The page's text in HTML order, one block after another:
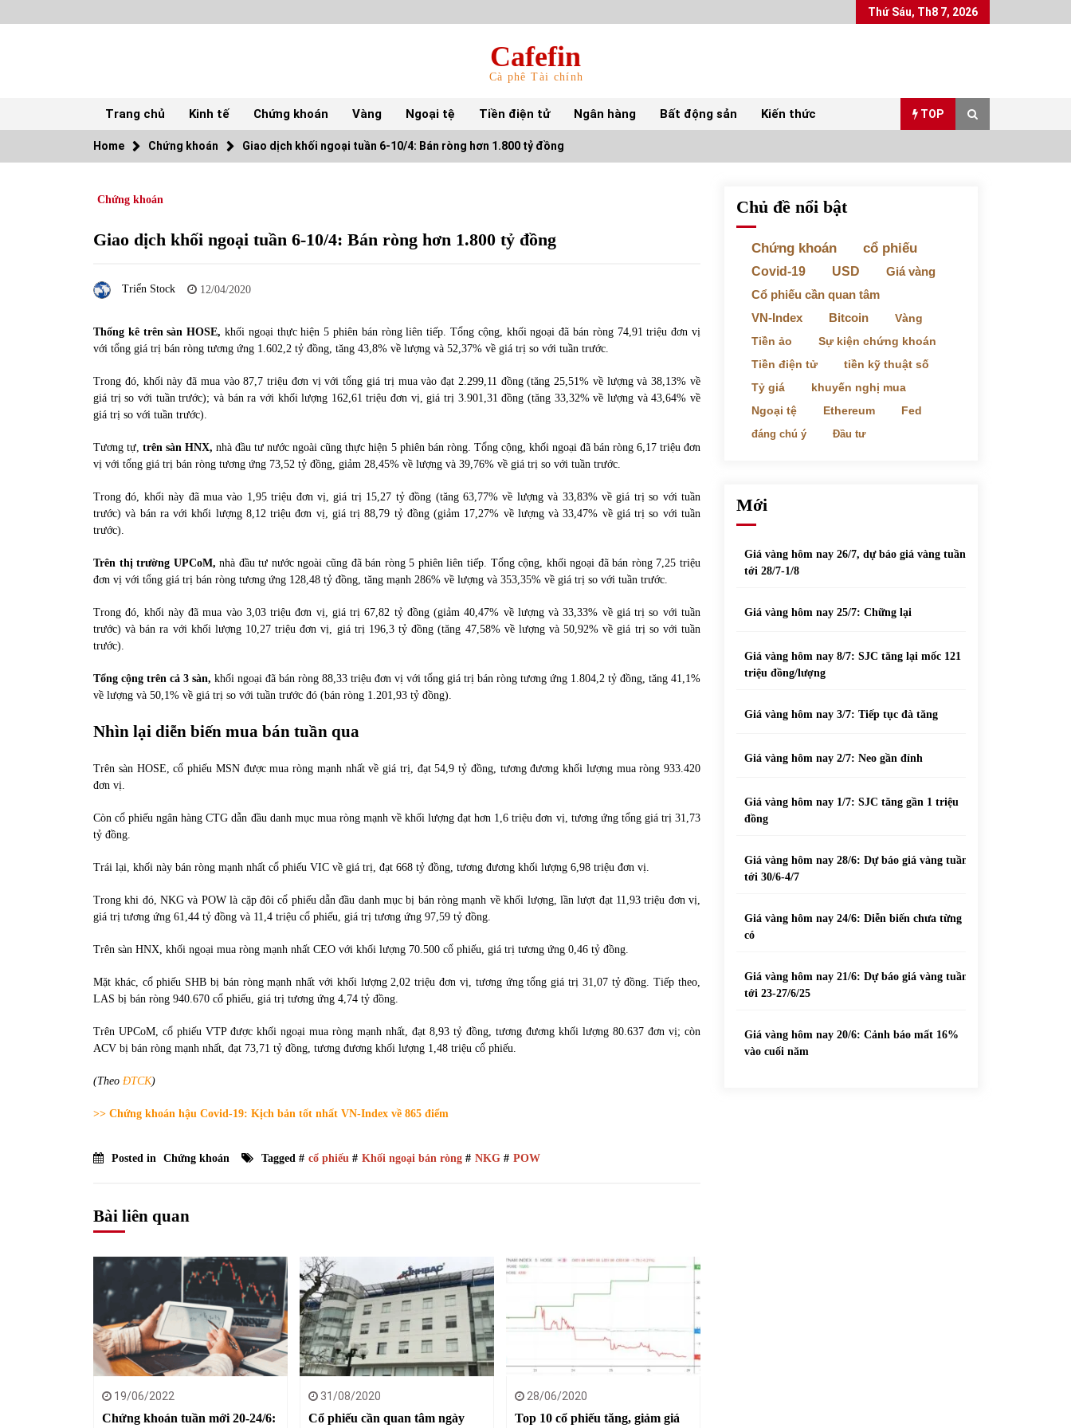
to
Thứ Sáu, Th8 7, 2026
Cafefin
Cà phê Tài chính
Trang chủ Kinh tế Chứng khoán Vàng Ngoại tệ Tiền điện tử Ngân hàng Bất động sản Kiến thức TOP
TOP
05/07/2022 15/06/2022
Top 10 mặt hàng Việt Nam xuất khẩu nhiều
nhất tháng 5/2022
28,7 tỷ đồng
Bất ổn từ các cuộc đấu giá đất ở Thanh Hoá
31/05/2022
Tiền gửi vào ngân hàng tiếp tục tăng mạnh
S&P Ratings cập nhật xếp hạng tín nhiệm
31/05/2022
Chứng khoán ngày 30/5/2022: Top 10 cổ
phiếu nổi bật
Phân tích giá tiền điện tử sau ngày thị
09/11/2021 13/10/2021
13/10/2021
Home Chứng khoán Giao dịch khối ngoại tuần 6-10/4: Bán ròng hơn 1.800 tỷ đồng
Chứng khoán
Giao dịch khối ngoại tuần 6-10/4: Bán ròng hơn 1.800 tỷ đồng
Triển Stock 12/04/2020
Thống kê trên sàn HOSE, khối ngoại thực hiện 5 phiên bán ròng liên tiếp. Tổng cộng, khối ngoại đã bán ròng 74,91 triệu đơn vị
với tổng giá trị bán ròng tương ứng 1.602,2 tỷ đồng, tăng 43,8% về lượng và 52,37% về giá trị so với tuần trước.
Trong đó, khối này đã mua vào 87,7 triệu đơn vị với tổng giá trị mua vào đạt 2.299,11 đồng (tăng 25,51% về lượng và 38,13% về
giá trị so với tuần trước); và bán ra với khối lượng 162,61 triệu đơn vị, giá trị 3.901,31 đồng (tăng 33,32% về lượng và 43,64% về
giá trị so với tuần trước).
Tương tự,trên sàn HNX, nhà đầu tư nước ngoài cũng thực hiện 5 phiên bán ròng. Tổng cộng, khối ngoại đã bán ròng 6,17 triệu đơn
vị với tổng giá trị bán ròng tương ứng 73,52 tỷ đồng, giảm 28,45% về lượng và 39,76% về giá trị so với tuần trước.
Trong đó, khối này đã mua vào 1,95 triệu đơn vị, giá trị 15,27 tỷ đồng (tăng 63,77% về lượng và 33,83% về giá trị so với tuần
trước) và bán ra với khối lượng 8,12 triệu đơn vị, giá trị 88,79 tỷ đồng (giảm 17,27% về lượng và 33,47% về giá trị so với tuần
trước).
Trên thị trường UPCoM, nhà đầu tư nước ngoài cũng đã bán ròng 5 phiên liên tiếp. Tổng cộng, khối ngoại đã bán ròng 7,25 triệu
đơn vị với tổng giá trị bán ròng tương ứng 128,48 tỷ đồng, tăng mạnh 286% về lượng và 353,35% về giá trị so với tuần trước.
Trong đó, khối này đã mua vào 3,03 triệu đơn vị, giá trị 67,82 tỷ đồng (giảm 40,47% về lượng và 33,33% về giá trị so với tuần
trước) và bán ra với khối lượng 10,27 triệu đơn vị, giá trị 196,3 tỷ đồng (tăng 47,58% về lượng và 50,92% về giá trị so với tuần
trước).
Tổng cộng trên cả 3 sàn, khối ngoại đã bán ròng 88,33 triệu đơn vị với tổng giá trị bán ròng tương ứng 1.804,2 tỷ đồng, tăng 41,1%
về lượng và 50,1% về giá trị so với tuần trước đó (bán ròng 1.201,93 tỷ đồng).
Nhìn lại diễn biến mua bán tuần qua
Trên sàn HOSE, cổ phiếu MSN được mua ròng mạnh nhất về giá trị, đạt 54,9 tỷ đồng, tương đương khối lượng mua ròng 933.420
đơn vị.
Còn cổ phiếu ngân hàng CTG dẫn đầu danh mục mua ròng mạnh về khối lượng đạt hơn 1,6 triệu đơn vị, tương ứng tổng giá trị 31,73
tỷ đồng.
Trái lại, khối này bán ròng mạnh nhất cổ phiếu VIC về giá trị, đạt 668 tỷ đồng, tương đương khối lượng 6,98 triệu đơn vị.
Trong khi đó, NKG và POW là cặp đôi cổ phiếu dẫn đầu danh mục bị bán ròng mạnh về khối lượng, lần lượt đạt 11,93 triệu đơn vị,
giá trị tương ứng 61,44 tỷ đồng và 11,4 triệu cổ phiếu, giá trị tương ứng 97,59 tỷ đồng.
Trên sàn HNX, khối ngoại mua ròng mạnh nhất CEO với khối lượng 70.500 cổ phiếu, giá trị tương ứng 0,46 tỷ đồng.
Mặt khác, cổ phiếu SHB bị bán ròng mạnh nhất với khối lượng 2,02 triệu đơn vị, tương ứng tổng giá trị 31,07 tỷ đồng. Tiếp theo,
LAS bị bán ròng 940.670 cổ phiếu, giá trị tương ứng 4,74 tỷ đồng.
Trên UPCoM, cổ phiếu VTP được khối ngoại mua ròng mạnh nhất, đạt 8,93 tỷ đồng, tương đương khối lượng 80.637 đơn vị; còn
ACV bị bán ròng mạnh nhất, đạt 73,71 tỷ đồng, tương đương khối lượng 1,48 triệu cổ phiếu.
(Theo ĐTCK)
>> Chứng khoán hậu Covid-19: Kịch bản tốt nhất VN-Index về 865 điểm
Posted in Chứng khoán Tagged # cổ phiếu # Khối ngoại bán ròng # NKG # POW
Bài liên quan
19/06/2022
Chứng khoán tuần mới 20-24/6:
31/08/2020
Cổ phiếu cần quan tâm ngày
28/06/2020
Top 10 cổ phiếu tăng, giảm giá
Chủ đề nổi bật
Chứng khoán cổ phiếu
Covid-19 USD
Giá vàng
Cổ phiếu cần quan tâm
VN-Index Bitcoin
Vàng
Tiền ảo
Sự kiện chứng khoán
Tiền điện tử
tiền kỹ thuật số
Tỷ giá
khuyến nghị mua
Ngoại tệ
Ethereum
Fed
đáng chú ý
Đầu tư
Mới
Giá vàng hôm nay 26/7, dự báo giá vàng tuần
tới 28/7-1/8
Giá vàng hôm nay 25/7: Chững lại
Giá vàng hôm nay 8/7: SJC tăng lại mốc 121
triệu đồng/lượng
Giá vàng hôm nay 3/7: Tiếp tục đà tăng
Giá vàng hôm nay 2/7: Neo gần đỉnh
Giá vàng hôm nay 1/7: SJC tăng gần 1 triệu
đồng
Giá vàng hôm nay 28/6: Dự báo giá vàng tuần
tới 30/6-4/7
Giá vàng hôm nay 24/6: Diễn biến chưa từng
có
Giá vàng hôm nay 21/6: Dự báo giá vàng tuần
tới 23-27/6/25
Giá vàng hôm nay 20/6: Cảnh báo mất 16%
vào cuối năm